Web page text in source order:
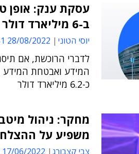
עסקת ענק: אופן
ב-6 מיליארד דולר
יוסי הטוני 28/08/2022 09:51
לדברי הרוכשת, אם
המידע ואבטחת
כ-6.2 מיליארד דולר
מחקר: ניהול
משפיע על
צבי קצבורג 17/06/2022 16:39